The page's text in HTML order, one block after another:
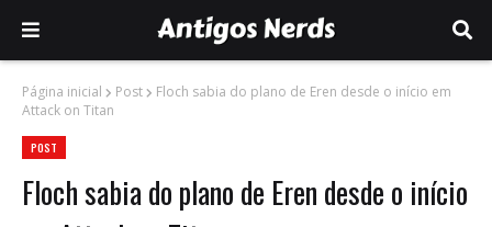
Página inicial Post
Floch sabia do plano de Eren desde o início em
Attack on Titan
POST
Floch sabia do plano de Eren desde o início